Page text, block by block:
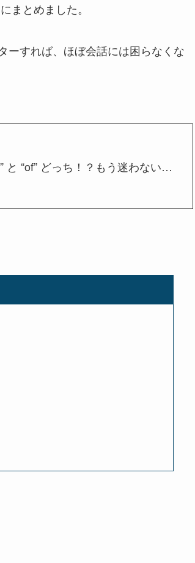
まとめました。
ーすれば、ほぼ会話には困らなくな
と “of” どっち！？もう迷わない…